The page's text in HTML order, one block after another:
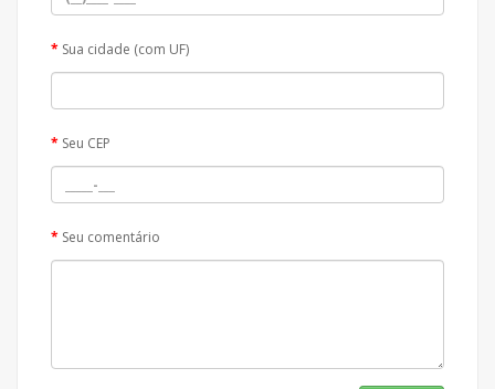
Sua cidade (com UF)
Seu CEP
Seu comentário